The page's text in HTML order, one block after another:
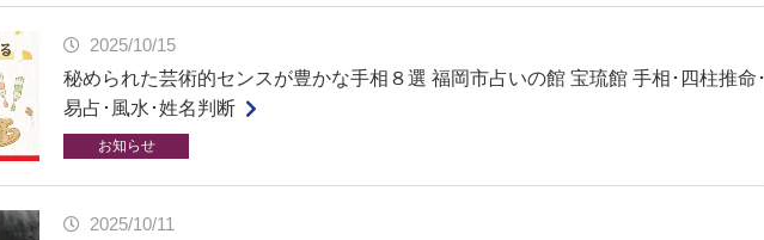
2025/10/15
秘められた芸術的センスが豊かな手相８選 福岡市占いの館 宝琉館 手相･四柱推命･
易占･風水･姓名判断
お知らせ
2025/10/11